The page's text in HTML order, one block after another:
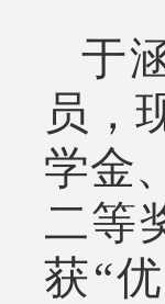
于
员，
学金
二等
获“